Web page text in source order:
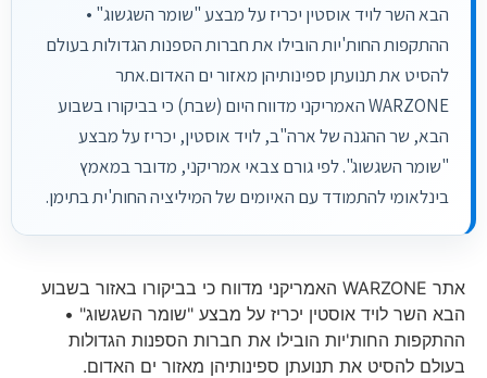
הבא השר לויד אוסטין יכריז על מבצע "שומר השגשוג" •
ההתקפות החות'יות הובילו את חברות הספנות הגדולות בעולם
להסיט את תנועתן ספינותיהן מאזור ים האדום.אתר
WARZONE האמריקני מדווח היום (שבת) כי בביקורו בשבוע
הבא, שר ההגנה של ארה"ב, לויד אוסטין, יכריז על מבצע
"שומר השגשוג". לפי גורם צבאי אמריקני, מדובר במאמץ
בינלאומי להתמודד עם האיומים של המיליציה החות'ית בתימן.
אתר WARZONE האמריקני מדווח כי בביקורו באזור בשבוע
הבא השר לויד אוסטין יכריז על מבצע "שומר השגשוג" •
ההתקפות החות'יות הובילו את חברות הספנות הגדולות
בעולם להסיט את תנועתן ספינותיהן מאזור ים האדום.